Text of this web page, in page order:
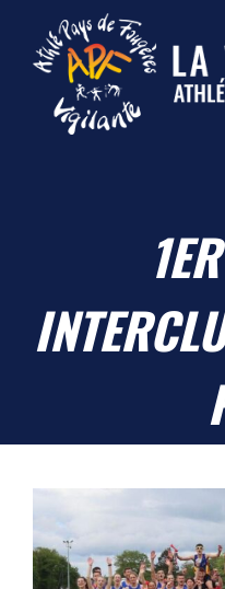
Passer
contenu
Actualités
Contact